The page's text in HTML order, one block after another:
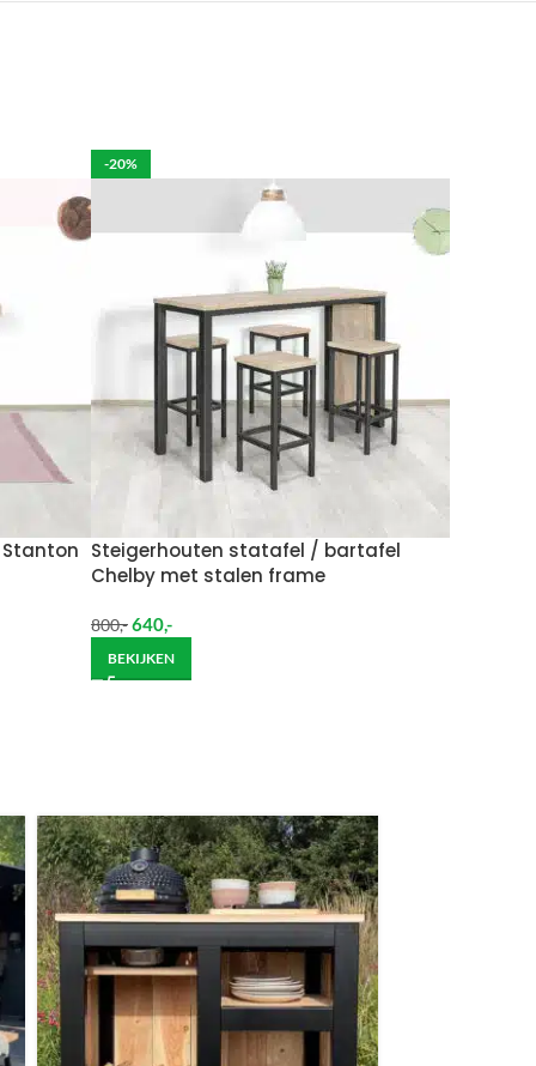
voor de eventuele schade aan het product.
week in rekening brengen.
brengen. De kosten hiervan zijn €59 daar
helpen om de goederen op de juiste plek te
locatie te komen, dan dien je dit zelf en op
-20%
Steigerhouten statafel / bartafel
Chelby met stalen frame
800,-640,-
BEKIJKEN